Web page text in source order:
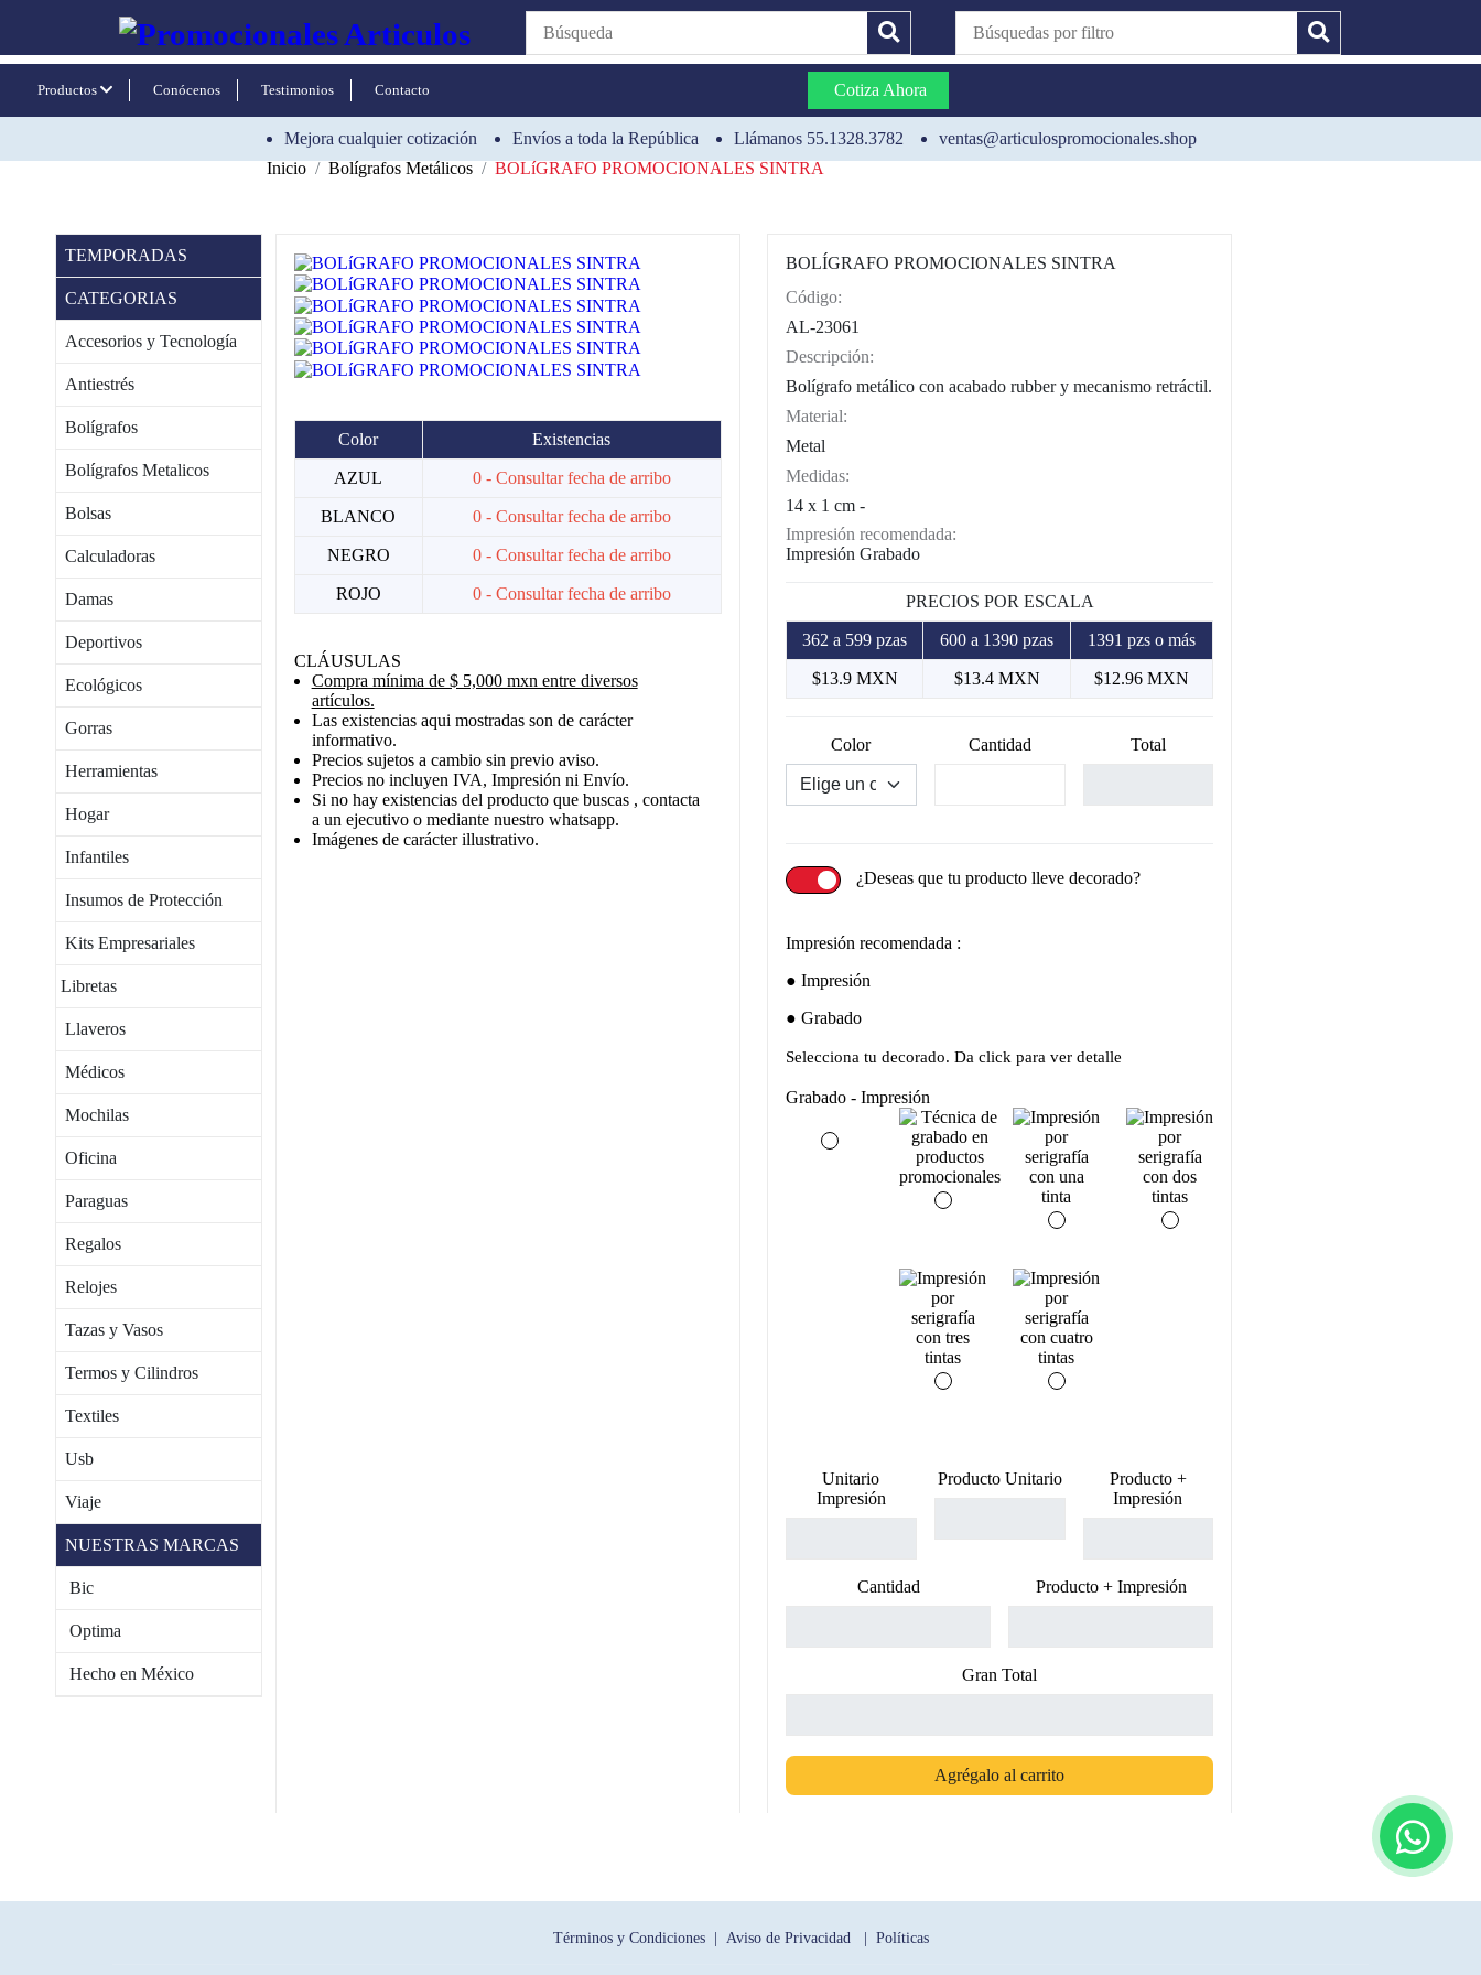
Productos Conócenos Testimonios Contacto Cotiza Ahora
Mejora cualquier cotización Envíos a toda la República Llámanos 55.1328.3782
ventas@articulospromocionales.shop
Inicio
Bolígrafos Metálicos BOLíGRAFO PROMOCIONALES SINTRA
TEMPORADAS
CATEGORIAS
Accesorios y Tecnología
Antiestrés
Bolígrafos
Bolígrafos Metalicos
Bolsas
Calculadoras
Damas
Deportivos
Ecológicos
Gorras
Herramientas
Hogar
Infantiles
Insumos de Protección
Kits Empresariales
Libretas
Llaveros
Médicos
Mochilas
Oficina
Paraguas
Regalos
Relojes
Tazas y Vasos
Termos y Cilindros
Textiles
Usb
Viaje
NUESTRAS MARCAS
Bic
Optima
Hecho en México
Color Existencias
AZUL 0 - Consultar fecha de arribo
BLANCO 0 - Consultar fecha de arribo
NEGRO 0 - Consultar fecha de arribo
ROJO 0 - Consultar fecha de arribo
CLÁUSULAS
Compra mínima de $ 5,000 mxn entre diversos
artículos.
Las existencias aqui mostradas son de carácter
informativo.
Precios sujetos a cambio sin previo aviso.
Precios no incluyen IVA, Impresión ni Envío.
Si no hay existencias del producto que buscas , contacta
a un ejecutivo o mediante nuestro whatsapp.
Imágenes de carácter illustrativo.
BOLÍGRAFO PROMOCIONALES SINTRA
Código:
AL-23061
Descripción:
Bolígrafo metálico con acabado rubber y mecanismo retráctil.
Material:
Metal
Medidas:
14 x 1 cm -
Impresión recomendada:
Impresión Grabado
PRECIOS POR ESCALA
362 a 599 pzas 600 a 1390 pzas 1391 pzs o más
$13.9 MXN $13.4 MXN $12.96 MXN
Color Cantidad Total
¿Deseas que tu producto lleve decorado?
Impresión recomendada :
Impresión
Grabado
Selecciona tu decorado. Da click para ver detalle
Grabado - Impresión
Unitario
Impresión
Producto Unitario
Producto +
Impresión
Cantidad Producto + Impresión
Gran Total
Agrégalo al carrito
Términos y Condiciones | Aviso de Privacidad | Políticas